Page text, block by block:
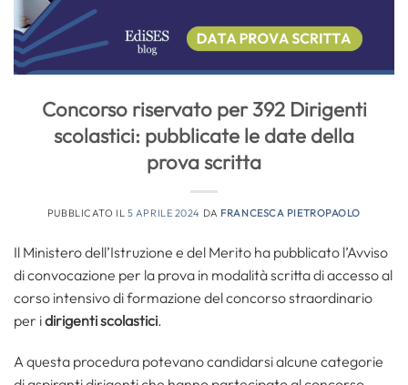
Concorso riservato per 392 Dirigenti
scolastici: pubblicate le date della
prova scritta
PUBBLICATO IL 5 APRILE 2024 DA FRANCESCA PIETROPAOLO
Il Ministero dell’Istruzione e del Merito ha pubblicato l’Avviso
di convocazione per la prova in modalità scritta di accesso al
corso intensivo di formazione del concorso straordinario
per idirigenti scolastici.
A questa procedura potevano candidarsi alcune categorie